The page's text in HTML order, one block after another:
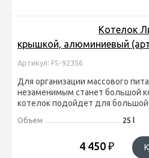
Котелок
крышкой, алюминиевый
Артикул: FS-92356
Для организации массового
незаменимым станет большой
котелок подойдет для большой
Объем 25 l
4 450 ₽